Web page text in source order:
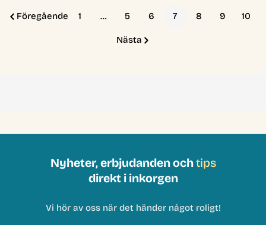
Föregående 1 … 5 6 7 8 9 10
Nästa
Nyheter, erbjudanden ochtips
direkt i inkorgen
Vi hör av oss när det händer något roligt!